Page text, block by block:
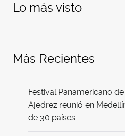
Lo más visto
Más Recientes
Festival Panamericano
Ajedrez reunió en
de 30 países